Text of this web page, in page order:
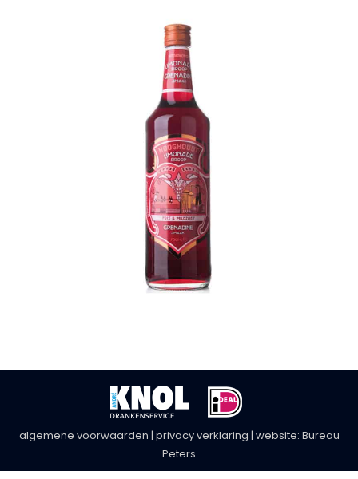
algemene voorwaarden | privacy verklaring | website: Bureau
Peters